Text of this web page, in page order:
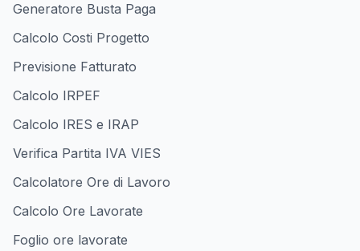
Generatore Busta Paga
Calcolo Costi Progetto
Previsione Fatturato
Calcolo IRPEF
Calcolo IRES e IRAP
Verifica Partita IVA VIES
Calcolatore Ore di Lavoro
Calcolo Ore Lavorate
Foglio ore lavorate